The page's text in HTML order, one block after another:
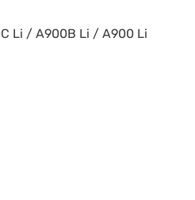
Li / A900B Li / A900 Li